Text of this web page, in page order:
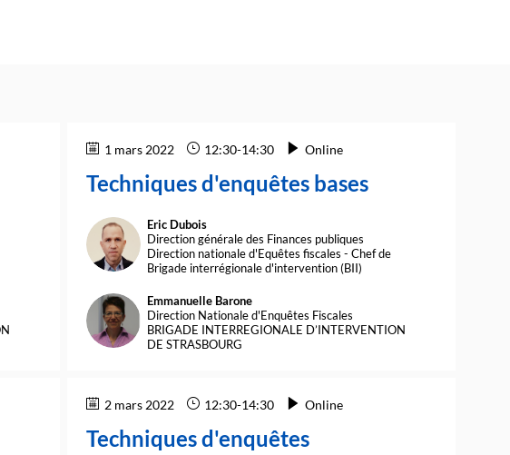
1 mars 2022 12:30-14:30 Online
Techniques d'enquêtes bases
ED
Eric Dubois
Direction générale des Finances publiques
Direction nationale d'Equêtes fiscales - Chef de
Brigade interrégionale d'intervention (BII)
EB
Emmanuelle Barone
Direction Nationale d'Enquêtes Fiscales
BRIGADE INTERREGIONALE D’INTERVENTION
DE STRASBOURG
2 mars 2022 12:30-14:30 Online
Techniques d'enquêtes